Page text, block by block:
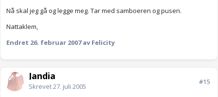
Nå skal jeg gå og legge meg. Tar med samboeren og pusen.
Nattaklem,
Endret 26. februar 2007av Felicity
Jandia
Skrevet27. juli 2005
#15